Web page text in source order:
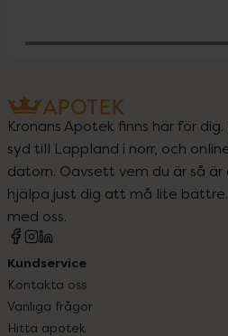
Kronans Apotek finns här för
syd till Lappland i norr, och
datorn. Oavsett vem du är så
hjälpa just dig att må lite
med oss.
Kundservice
Kontakta oss
Vanliga frågor
Hitta apotek